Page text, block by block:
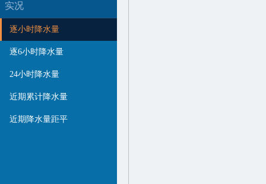
实况
逐小时降水量
逐6小时降水量
24小时降水量
近期累计降水量
近期降水量距平